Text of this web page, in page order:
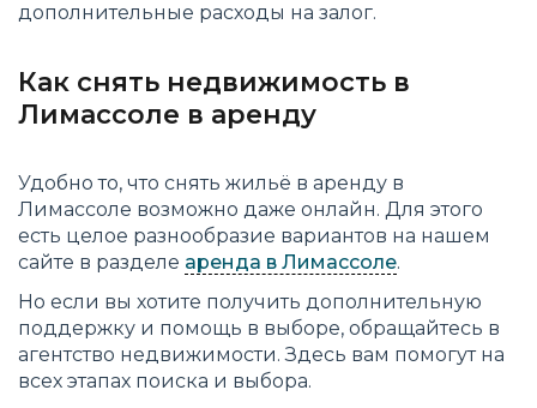
дополнительные расходы на залог.
Как снять недвижимость в
Лимассоле в аренду
Удобно то, что снять жильё в аренду в
Лимассоле возможно даже онлайн. Для этого
есть целое разнообразие вариантов на нашем
сайте в разделе аренда в Лимассоле.
Но если вы хотите получить дополнительную
поддержку и помощь в выборе, обращайтесь в
агентство недвижимости. Здесь вам помогут на
всех этапах поиска и выбора.